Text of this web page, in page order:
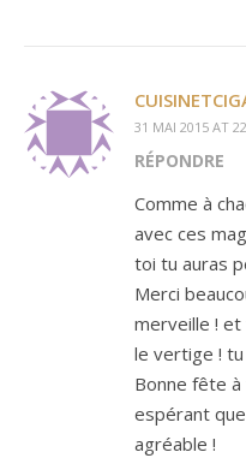
31 MAI 2015 AT
RÉPONDRE
Comme à
avec ces
toi tu auras
Merci
merveille !
le vertige !
Bonne fête à
espérant
agréable !